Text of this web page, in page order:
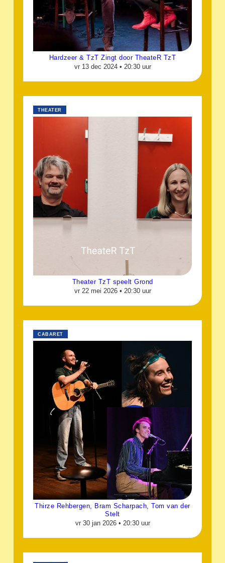
Hardzeer & TzT Zingt door TheateR TzT
vr 13 dec 2024 • 20:30 uur
THEATER
Theater TzT speelt Grond
vr 22 mei 2026 • 20:30 uur
CABARET
Thirze Rehbergen, Bram Scharpach, Tom van der
Stelt
vr 30 jan 2026 • 20:30 uur